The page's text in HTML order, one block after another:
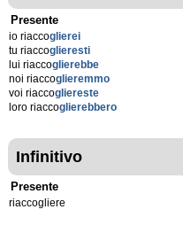
Presente
io riaccoglierei
tu riaccoglieresti
lui riaccoglierebbe
noi riaccoglieremmo
voi riaccogliereste
loro riaccoglierebbero
Infinitivo
Presente
riaccogliere